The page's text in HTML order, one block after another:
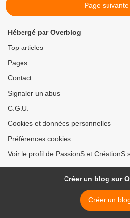
Page suivante
Hébergé par Overblog
Top articles
Pages
Contact
Signaler un abus
C.G.U.
Cookies et données personnelles
Préférences cookies
Voir le profil de PassionS et CréationS
Créer un blog sur
Créer un blog